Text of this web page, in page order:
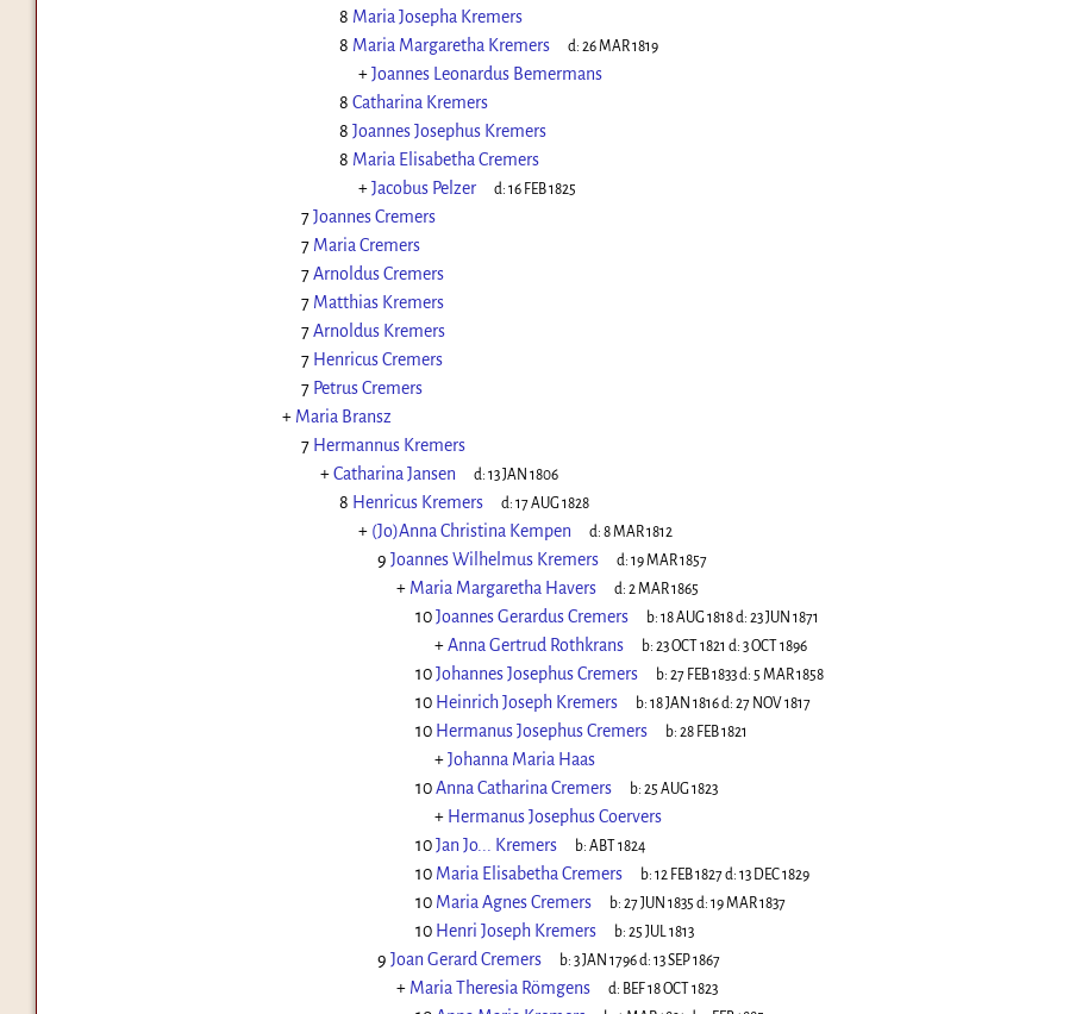
8 Maria Josepha Kremers
8 Maria Margaretha Kremers d: 26 MAR 1819
+Joannes Leonardus Bemermans
8 Catharina Kremers
8 Joannes Josephus Kremers
8 Maria Elisabetha Cremers
+Jacobus Pelzer d: 16 FEB 1825
7Joannes Cremers
7 Maria Cremers
7Arnoldus Cremers
7 Matthias Kremers
7Arnoldus Kremers
7 Henricus Cremers
7 Petrus Cremers
+ Maria Bransz
7 Hermannus Kremers
+Catharina Jansen d: 13 JAN 1806
8 Henricus Kremers d: 17 AUG 1828
+ (Jo)Anna Christina Kempen d: 8 MAR 1812
9 Joannes Wilhelmus Kremers d: 19 MAR 1857
+ Maria Margaretha Havers d: 2 MAR 1865
10Joannes Gerardus Cremers b: 18 AUG 1818d: 23 JUN 1871
+Anna Gertrud Rothkrans b: 23 OCT 1821 d: 3 OCT 1896
10Johannes Josephus Cremers b: 27 FEB 1833d: 5 MAR 1858
10 Heinrich Joseph Kremers b: 18 JAN 1816d: 27 NOV 1817
10 Hermanus Josephus Cremers b: 28 FEB 1821
+Johanna Maria Haas
10Anna Catharina Cremers b: 25 AUG 1823
+ Hermanus Josephus Coervers
10Jan Jo... Kremers b: ABT 1824
10 Maria Elisabetha Cremers b: 12 FEB 1827d: 13 DEC 1829
10 Maria Agnes Cremers b: 27 JUN 1835 d: 19 MAR 1837
10 Henri Joseph Kremers b: 25 JUL 1813
9 Joan Gerard Cremers b: 3 JAN 1796d: 13 SEP 1867
+ Maria Theresia Römgens d: BEF 18 OCT 1823